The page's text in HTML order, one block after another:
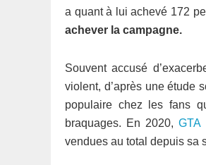
a quant à lui achevé 172
achever la campagne.
Souvent accusé
violent, d’après une étude
populaire chez les fans
braquages. En 2020,GTA
vendues au total depuis sa